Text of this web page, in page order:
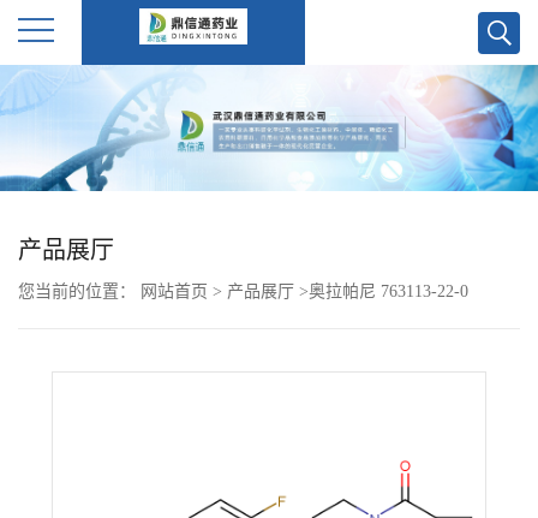
公
产品展厅
您当前的位置： 网站首页 > 产品展厅 >奥拉帕尼 763113-22-0